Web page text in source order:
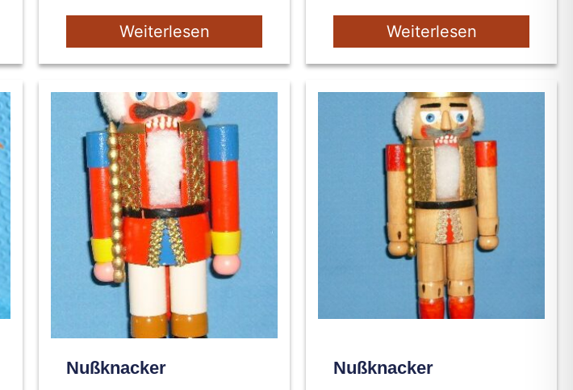
Weiterlesen Weiterlesen
Nußknacker
Nußknacker